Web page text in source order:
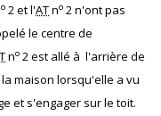
o 2 et l'ATno 2 n'ont pas
le centre de
no 2 est allé à l'arrière de
maison lorsqu'elle a vu
et s'engager sur le toit.